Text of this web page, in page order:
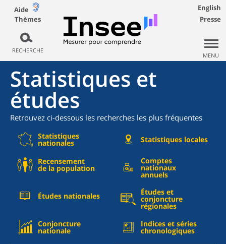
Aide
Thèmes
RECHERCHE
English
Presse
MENU
Statistiques et
études
Retrouvez ci-dessous les recherches les plus fréquentes
Statistiques
nationales Statistiques locales
Recensement
de la population
Comptes
nationaux
annuels
Études nationales Études et
conjoncture
régionales
Conjoncture
nationale
Indices et séries
chronologiques